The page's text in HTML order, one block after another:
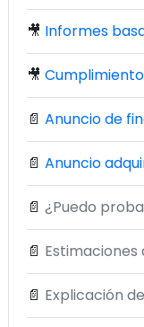
🎥 Informes
🎥
📄 Anuncio de
📄 Anuncio
📄 ¿Puedo
📄
📄 Explicación